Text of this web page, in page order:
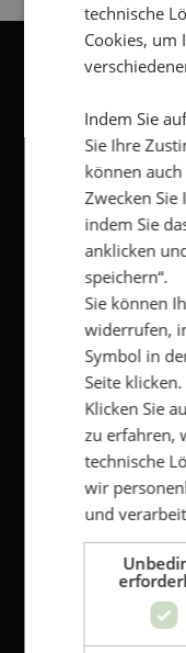
NEWSLETTER
Vorname *
Nachname *
*
Genehmigen
persönlichen
Klicken Sie hier, um
Ja, ich bin
Daten
technische
Cookies, um
Indem Sie
Sie Ihre
können
Zwecken
indem Sie
anklicken
speichern“.
Sie können
widerrufen,
Symbol in
Seite klicken.
Klicken Sie
zu erfahren,
technische
wir
und